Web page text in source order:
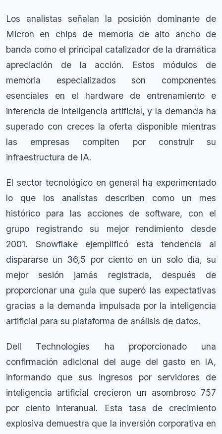
Los analistas señalan la posición dominante de
Micron en chips de memoria de alto ancho de
banda como el principal catalizador de la dramática
apreciación de la acción. Estos módulos de
memoria especializados son componentes
esenciales en el hardware de entrenamiento e
inferencia de inteligencia artificial, y la demanda ha
superado con creces la oferta disponible mientras
las empresas compiten por construir su
infraestructura de IA.
El sector tecnológico en general ha experimentado
lo que los analistas describen como un mes
histórico para las acciones de software, con el
grupo registrando su mejor rendimiento desde
2001. Snowflake ejemplificó esta tendencia al
dispararse un 36,5 por ciento en un solo día, su
mejor sesión jamás registrada, después de
proporcionar una guía que superó las expectativas
gracias a la demanda impulsada por la inteligencia
artificial para su plataforma de análisis de datos.
Dell Technologies ha proporcionado una
confirmación adicional del auge del gasto en IA,
informando que sus ingresos por servidores de
inteligencia artificial crecieron un asombroso 757
por ciento interanual. Esta tasa de crecimiento
explosiva demuestra que la inversión corporativa en